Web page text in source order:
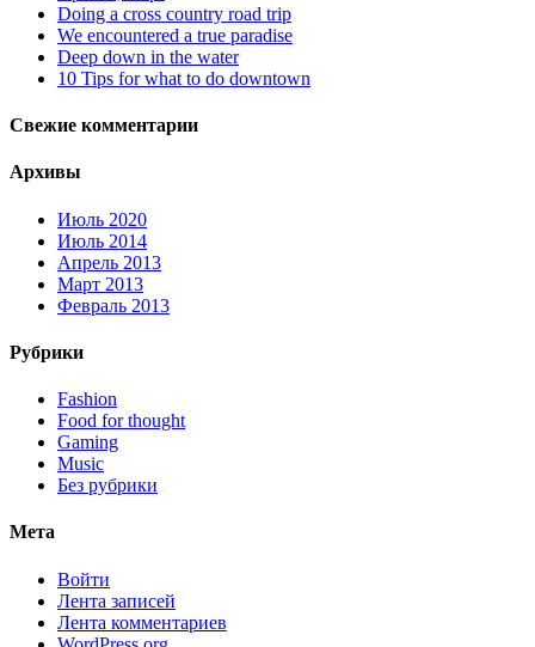
Doing a cross country road trip
We encountered a true paradise
Deep down in the water
10 Tips for what to do downtown
Свежие комментарии
Архивы
Июль 2020
Июль 2014
Апрель 2013
Март 2013
Февраль 2013
Рубрики
Fashion
Food for thought
Gaming
Music
Без рубрики
Мета
Войти
Лента записей
Лента комментариев